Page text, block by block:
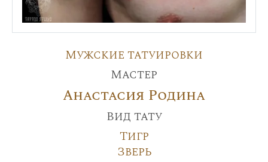
Мужские татуировки
Мастер
Анастасия Родина
Вид тату
Тигр
Зверь